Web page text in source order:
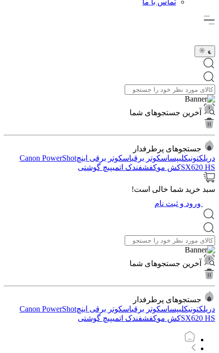
تماس با ما
آخرین جستجوهای شما
جستجوهای پرطرفدار
دریلکتونیکلیپساسکوتر برقیاسکوتر برقی اینچCanon PowerShot
SX620 HSکش موکفشفندک اتمیپیچ گوشتی
سبد خرید شما خالی است!
ورود و ثبت نام
آخرین جستجوهای شما
جستجوهای پرطرفدار
دریلکتونیکلیپساسکوتر برقیاسکوتر برقی اینچCanon PowerShot
SX620 HSکش موکفشفندک اتمیپیچ گوشتی